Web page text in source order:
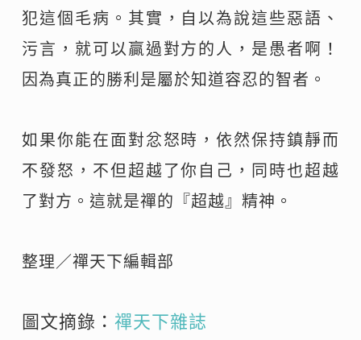
犯這個毛病。其實，自以為說這些惡語、
污言，就可以贏過對方的人，是愚者啊！
因為真正的勝利是屬於知道容忍的智者。
如果你能在面對忿怒時，依然保持鎮靜而
不發怒，不但超越了你自己，同時也超越
了對方。這就是禪的『超越』精神。
整理／禪天下編輯部
圖文摘錄： 禪天下雜誌